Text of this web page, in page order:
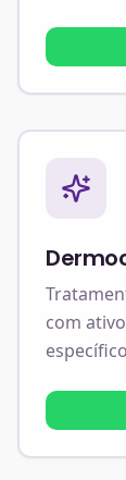
com